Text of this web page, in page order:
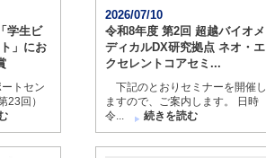
学生ビ
」にお
トセン
23回）
2026/07/10
令和8年度 第2回 超越バイオメ
ディカルDX研究拠点 ネオ・エ
クセレントコアセミ...
下記のとおりセミナーを開催し
ますので、ご案内します。 日時
令...
続きを読む